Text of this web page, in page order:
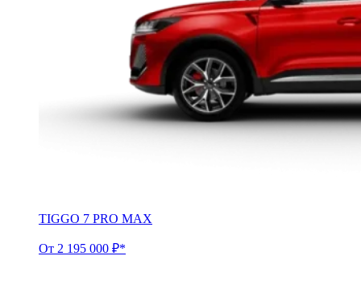
TIGGO 7 PRO MAX
От 2 195 000 ₽*